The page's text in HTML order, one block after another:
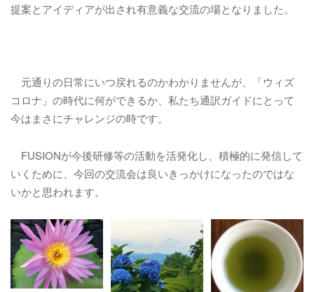
提案とアイディアが出され有意義な交流の場となりました。
元通りの日常にいつ戻れるのかわかりませんが、「ウィズ
コロナ」の時代に何ができるか、私たち通訳ガイドにとって
今はまさにチャレンジの時です。
FUSIONが今後研修等の活動を活発化し、積極的に発信して
いくために、今回の交流会は良いきっかけになったのではな
いかと思われます。